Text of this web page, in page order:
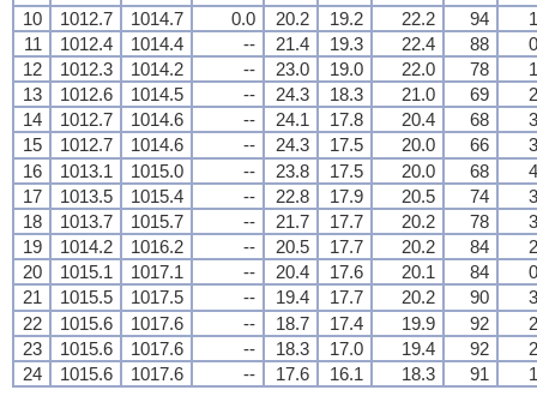
10
1012.7 1014.7 0.0 20.2 19.2 22.2 94
11
1012.4 1014.4 -- 21.4 19.3 22.4 88
12
1012.3 1014.2 -- 23.0 19.0 22.0 78
13
1012.6 1014.5 -- 24.3 18.3 21.0 69
14
1012.7 1014.6 -- 24.1 17.8 20.4 68
15
1012.7 1014.6 -- 24.3 17.5 20.0 66
16
1013.1 1015.0 -- 23.8 17.5 20.0 68
17
1013.5 1015.4 -- 22.8 17.9 20.5 74
18
1013.7 1015.7 -- 21.7 17.7 20.2 78
19
1014.2 1016.2 -- 20.5 17.7 20.2 84
20
1015.1 1017.1 -- 20.4 17.6 20.1 84
21
1015.5 1017.5 -- 19.4 17.7 20.2 90
22
1015.6 1017.6 -- 18.7 17.4 19.9 92
23
1015.6 1017.6 -- 18.3 17.0 19.4 92
24
1015.6 1017.6 -- 17.6 16.1 18.3 91